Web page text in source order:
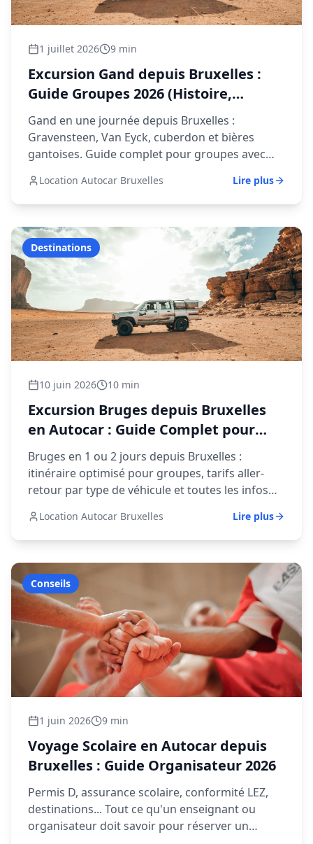
1 juillet 2026 9 min
Excursion Gand depuis Bruxelles :
Guide Groupes 2026 (Histoire,
Gastronomie, Art)
Gand en une journée depuis Bruxelles :
Gravensteen, Van Eyck, cuberdon et bières
gantoises. Guide complet pour groupes avec
Location Autocar Bruxelles Lire plus
Destinations
10 juin 2026 10 min
Excursion Bruges depuis Bruxelles
en Autocar : Guide Complet pour
Groupes 2026
Bruges en 1 ou 2 jours depuis Bruxelles :
itinéraire optimisé pour groupes, tarifs aller-
retour par type de véhicule et toutes les infos
Location Autocar Bruxelles Lire plus
Conseils
1 juin 2026 9 min
Voyage Scolaire en Autocar depuis
Bruxelles : Guide Organisateur 2026
Permis D, assurance scolaire, conformité LEZ,
destinations... Tout ce qu'un enseignant ou
organisateur doit savoir pour réserver un